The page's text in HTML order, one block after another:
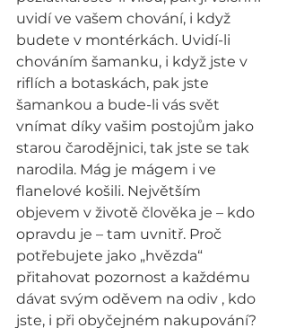
uvidí ve vašem chování, i když
budete v montérkách. Uvidí-li
chováním šamanku, i když jste v
riflích a botaskách, pak jste
šamankou a bude-li vás svět
vnímat díky vašim postojům jako
starou čarodějnici, tak jste se tak
narodila. Mág je mágem i ve
flanelové košili. Největším
objevem v životě člověka je – kdo
opravdu je – tam uvnitř. Proč
potřebujete jako „hvězda“
přitahovat pozornost a každému
dávat svým oděvem na odiv , kdo
jste, i při obyčejném nakupování?